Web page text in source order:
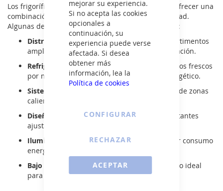
mejorar su experiencia.
Si no acepta las cookies
opcionales a
continuación, su
experiencia puede verse
afectada. Si desea
obtener más
información, lea la
Política de cookies
ACEPTAR
CONFIGURAR
RECHAZAR
Los frigoríficos de Aspes han sido diseñados para ofrecer una
combinación perfecta entre eficiencia y funcionalidad.
Algunas de sus características más destacadas son:
Distribución optimizada del espacio:
compartimentos
amplios y ajustables para una mejor organización.
Refrigeración eficiente:mantiene los alimentos frescos
por más tiempo con un menor consumo energético.
Sistema de frío uniforme:
evita la formación de zonas
calientes o frías dentro del frigorífico.
Diseño ergonómico:puertas reversibles y estantes
ajustables para mayor comodidad.
Iluminación LED:
mejor visibilidad con menor consumo
energético.
Bajo nivel de ruido:funcionamiento silencioso ideal
para cualquier tipo de cocina.